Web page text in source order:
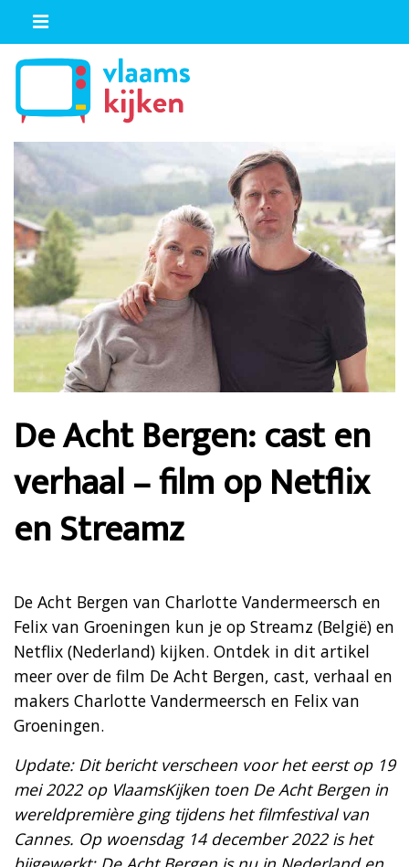
De Acht Bergen: cast en
verhaal – film op Netflix
en Streamz
De Acht Bergen van Charlotte Vandermeersch en
Felix van Groeningen kun je op Streamz (België) en
Netflix (Nederland) kijken. Ontdek in dit artikel
meer over de film De Acht Bergen, cast, verhaal en
makers Charlotte Vandermeersch en Felix van
Groeningen.
Update: Dit bericht verscheen voor het eerst op 19
mei 2022 op VlaamsKijken toen De Acht Bergen in
wereldpremière ging tijdens het filmfestival van
Cannes. Op woensdag 14 december 2022 is het